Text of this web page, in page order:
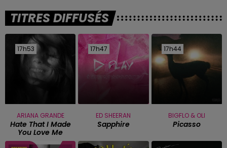
TITRES DIFFUSÉS
17h53
17h53
ARIANA GRANDE
Hate That I Made
You Love Me
17h47
17h47
ED SHEERAN
Sapphire
17h44
17h44
BIGFLO & OLI
Picasso